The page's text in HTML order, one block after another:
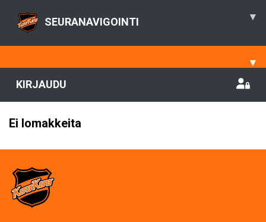
SEURANAVIGOINTI ▾
▾
KIRJAUDU
Ei lomakkeita